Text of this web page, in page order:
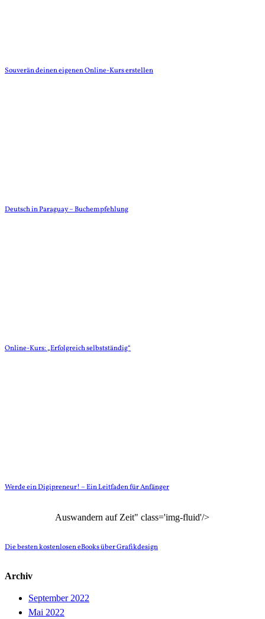
Souverän deinen eigenen Online-Kurs erstellen
Deutsch in Paraguay – Buchempfehlung
Online-Kurs: „Erfolgreich selbstständig“
Werde ein Digipreneur! – Ein Leitfaden für Anfänger
Auswandern auf Zeit" class='img-fluid'/>
Die besten kostenlosen eBooks über Grafikdesign
Archiv
September 2022
Mai 2022